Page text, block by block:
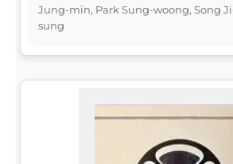
Jung-min, Park Sung-woong, Song
sung